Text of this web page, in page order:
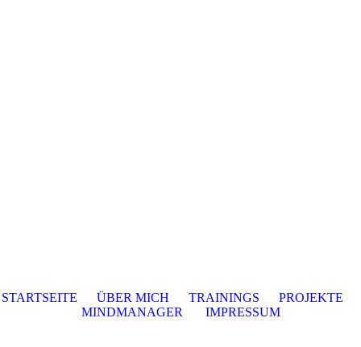
STARTSEITE ÜBER MICH TRAININGS
PROJEKTE
MINDMANAGER
IMPRESSUM